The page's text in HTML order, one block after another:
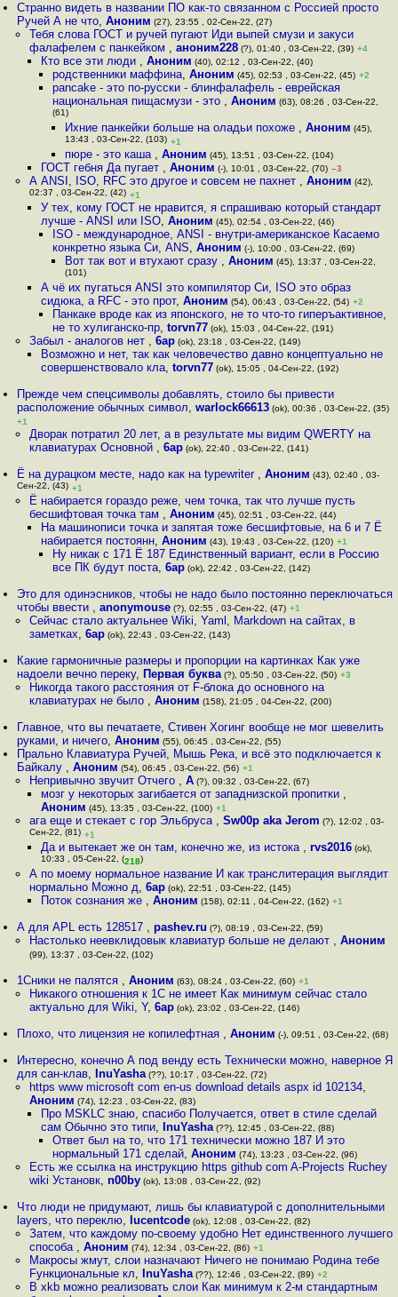
Странно видеть в названии ПО как-то связанном с Россией просто
Ручей А не что,Аноним (27), 23:55 , 02-Сен-22, (27)
Тебя слова ГОСТ и ручей пугают Иди выпей смузи и закуси
фалафелем с панкейком , аноним228(?), 01:40 , 03-Сен-22, (39) +4
Кто все эти люди , Аноним (40), 02:12 , 03-Сен-22, (40)
родственники маффина,Аноним (45), 02:53 , 03-Сен-22, (45) +2
pancake - это по-русски - блинфалафель - еврейская
национальная пищасмузи - это ,Аноним (63), 08:26 , 03-Сен-22,
(61)
Ихние панкейки больше на оладьи похоже , Аноним (45),
13:43 , 03-Сен-22, (103) +1
пюре - это каша , Аноним (45), 13:51 , 03-Сен-22, (104)
ГОСТ гебня Да пугает , Аноним (-), 10:01 , 03-Сен-22, (70) –3
А ANSI, ISO, RFC это другое и совсем не пахнет , Аноним (42),
02:37 , 03-Сен-22, (42) +1
У тех, кому ГОСТ не нравится, я спрашиваю который стандарт
лучше - ANSI или ISO, Аноним (45), 02:54 , 03-Сен-22, (46)
ISO - международное, ANSI - внутри-американское Касаемо
конкретно языка Си, ANS,Аноним (-), 10:00 , 03-Сен-22, (69)
Вот так вот и втухают сразу , Аноним (45), 13:37 , 03-Сен-22,
(101)
А чё их пугаться ANSI это компилятор Си, ISO это образ
сидюка, а RFC - это прот, Аноним (54), 06:43 , 03-Сен-22, (54) +2
Панкаке вроде как из японского, не то что-то гиперъактивное,
не то хулиганско-пр,torvn77 (ok), 15:03 , 04-Сен-22, (191)
Забыл - аналогов нет , 6ap(ok), 23:18 , 03-Сен-22, (149)
Возможно и нет, так как человечество давно концептуально не
совершенствовало кла, torvn77(ok), 15:05 , 04-Сен-22, (192)
Прежде чем спецсимволы добавлять, стоило бы привести
расположение обычных символ,warlock66613 (ok), 00:36 , 03-Сен-22, (35)
+1
Дворак потратил 20 лет, а в результате мы видим QWERTY на
клавиатурах Основной , 6ap(ok), 22:40 , 03-Сен-22, (141)
Ё на дурацком месте, надо как на typewriter ,Аноним (43), 02:40 , 03-
Сен-22, (43) +1
Ё набирается гораздо реже, чем точка, так что лучше пусть
бесшифтовая точка там , Аноним (45), 02:51 , 03-Сен-22, (44)
На машинописи точка и запятая тоже бесшифтовые, на 6 и 7 Ё
набирается постоянн, Аноним (43), 19:43 , 03-Сен-22, (120) +1
Ну никак с 171 Ё 187 Единственный вариант, если в Россию
все ПК будут поста,6ap (ok), 22:42 , 03-Сен-22, (142)
Это для одинэсников, чтобы не надо было постоянно переключаться
чтобы ввести ,anonymouse (?), 02:55 , 03-Сен-22, (47) +1
Сейчас стало актуальнее Wiki, Yaml, Markdown на сайтах, в
заметках, 6ap(ok), 22:43 , 03-Сен-22, (143)
Какие гармоничные размеры и пропорции на картинках Как уже
надоели вечно переку, Первая буква (?), 05:50 , 03-Сен-22, (50) +3
Никогда такого расстояния от F-блока до основного на
клавиатурах не было , Аноним (158), 21:05 , 04-Сен-22, (200)
Главное, что вы печатаете, Стивен Хогинг вообще не мог шевелить
руками, и ничего,Аноним (55), 06:45 , 03-Сен-22, (55)
Прально Клавиатура Ручей, Мышь Река, и всё это подключается к
Байкалу ,Аноним (54), 06:45 , 03-Сен-22, (56) +1
Непривычно звучит Отчего , A(?), 09:32 , 03-Сен-22, (67)
мозг у некоторых загибается от западнизской пропитки ,
Аноним (45), 13:35 , 03-Сен-22, (100) +1
ага еще и стекает с гор Эльбруса , Sw00p aka Jerom (?), 12:02 , 03-
Сен-22, (81) +1
Да и вытекает же он там, конечно же, из истока , rvs2016(ok),
10:33 , 05-Сен-22, (218)
А по моему нормальное название И как транслитерация выглядит
нормально Можно д, 6ap(ok), 22:51 , 03-Сен-22, (145)
Поток сознания же , Аноним (158), 02:11 , 04-Сен-22, (162) +1
А для APL есть 128517 ,pashev.ru (?), 08:19 , 03-Сен-22, (59)
Настолько неевклидовык клавиатур больше не делают , Аноним
(99), 13:37 , 03-Сен-22, (102)
1Сники не палятся ,Аноним (63), 08:24 , 03-Сен-22, (60) +1
Никакого отношения к 1С не имеет Как минимум сейчас стало
актуально для Wiki, Y, 6ap(ok), 23:02 , 03-Сен-22, (146)
Плохо, что лицензия не копилефтная ,Аноним (-), 09:51 , 03-Сен-22, (68)
Интересно, конечно А под венду есть Технически можно, наверное Я
для сан-клав, InuYasha (??), 10:17 , 03-Сен-22, (72)
https www microsoft com en-us download details aspx id 102134,
Аноним (74), 12:23 , 03-Сен-22, (83)
Про MSKLC знаю, спасибо Получается, ответ в стиле сделай
сам Обычно это типи, InuYasha(??), 12:45 , 03-Сен-22, (88)
Ответ был на то, что 171 технически можно 187 И это
нормальный 171 сделай,Аноним (74), 13:23 , 03-Сен-22, (96)
Есть же ссылка на инструкцию https github com A-Projects Ruchey
wiki Установк, n00by(ok), 13:08 , 03-Сен-22, (92)
Что люди не придумают, лишь бы клавиатурой с дополнительными
layers, что переклю, lucentcode (ok), 12:08 , 03-Сен-22, (82)
Затем, что каждому по-своему удобно Нет единственного лучшего
способа , Аноним (74), 12:34 , 03-Сен-22, (86) +1
Макросы жмут, слои назначают Ничего не понимаю Родина тебе
Fункциональные кл, InuYasha(??), 12:46 , 03-Сен-22, (89) +2
В xkb можно реализовать слои Как минимум к 2-м стандартным